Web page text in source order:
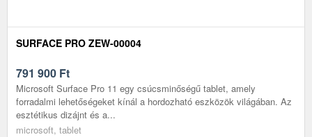
SURFACE PRO ZEW-00004
791 900 Ft
Microsoft Surface Pro 11 egy csúcsminőségű tablet, amely
forradalmi lehetőségeket kínál a hordozható eszközök világában. Az
esztétikus dizájnt és a...
microsoft, tablet